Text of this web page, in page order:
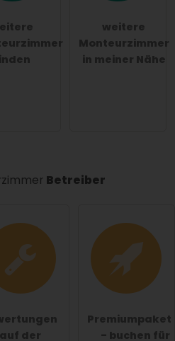
öffentliche Fragen sind
weitere
Monteurzimmer
in meiner Nähe
Betreiber
auf der
Premiumpaket
- buchen für